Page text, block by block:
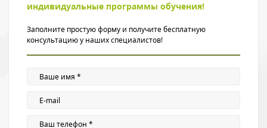
индивидуальные программы обучения!
Заполните простую форму и получите бесплатную
консультацию у наших специалистов!